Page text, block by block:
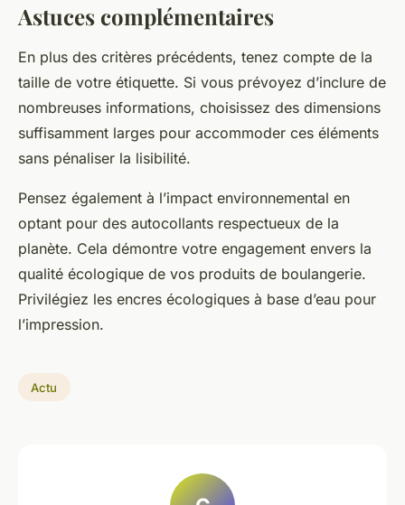
Astuces complémentaires
En plus des critères précédents, tenez compte de la
taille de votre étiquette. Si vous prévoyez d’inclure de
nombreuses informations, choisissez des dimensions
suffisamment larges pour accommoder ces éléments
sans pénaliser la lisibilité.
Pensez également à l’impact environnemental en
optant pour des autocollants respectueux de la
planète. Cela démontre votre engagement envers la
qualité écologique de vos produits de boulangerie.
Privilégiez les encres écologiques à base d’eau pour
l’impression.
Actu